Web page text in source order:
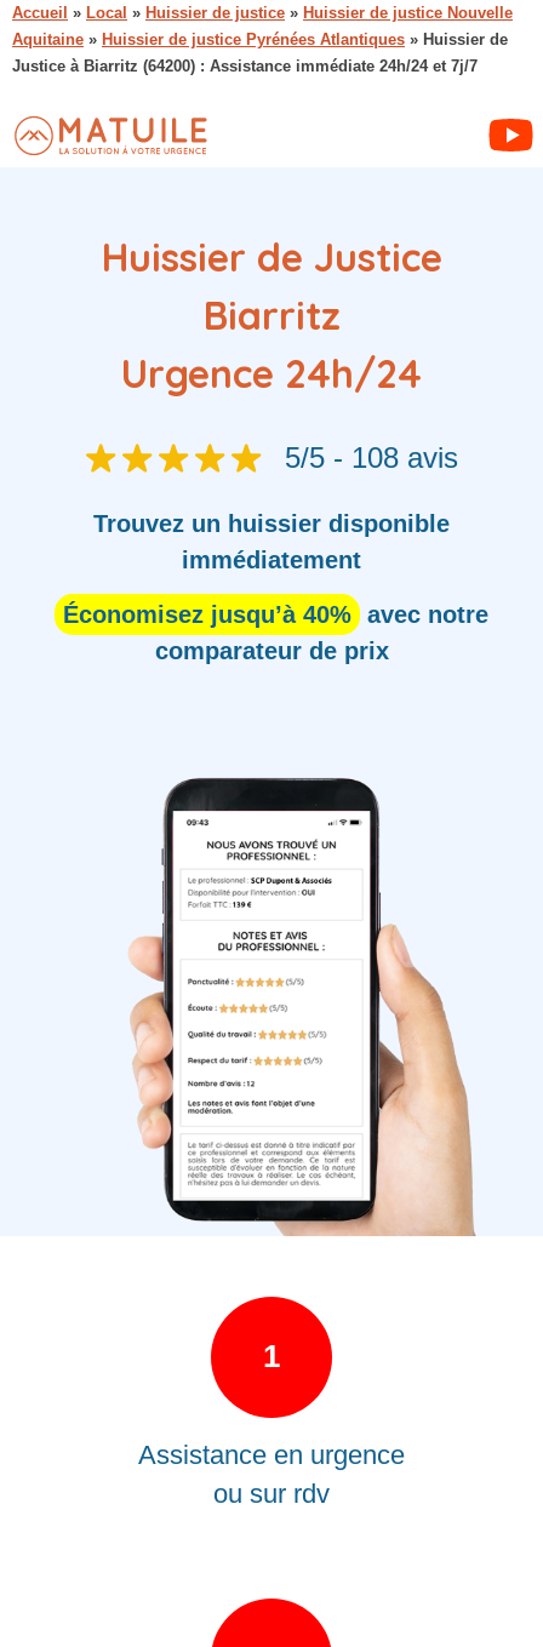
Accueil » Local » Huissier de justice » Huissier de justice Nouvelle
Aquitaine » Huissier de justice Pyrénées Atlantiques » Huissier de
Justice à Biarritz (64200) : Assistance immédiate 24h/24 et 7j/7
Huissier de Justice
Biarritz
Urgence 24h/24
5/5 - 108 avis
Trouvez un huissier disponible
immédiatement
Économisez jusqu’à 40% avec notre
comparateur de prix
1
Assistance en urgence
ou sur rdv